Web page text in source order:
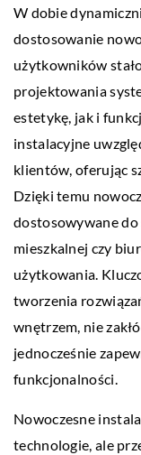
W dobie
dostosowanie
użytkowników
projektowania
estetykę, jak i
instalacyjne
klientów, oferując
Dzięki temu
dostosowywane
mieszkalnej czy
użytkowania.
tworzenia
wnętrzem, nie
jednocześnie
funkcjonalności.
Nowoczesne
technologie, ale